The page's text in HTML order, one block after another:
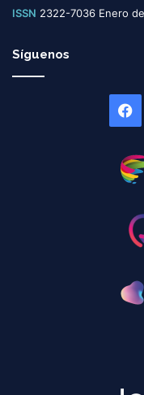
ISSN 2322-7036 Enero
Síguenos